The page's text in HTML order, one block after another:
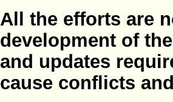
All the efforts are
development of
and updates
cause conflicts